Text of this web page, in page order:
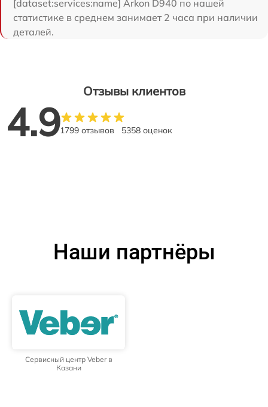
[dataset:services:name] Arkon D940 по нашей
статистике в среднем занимает 2 часа при наличии
деталей.
Отзывы клиентов
4.91799 отзывов 5358 оценок
Наши партнёры
Сервисный центр Veber в
Казани